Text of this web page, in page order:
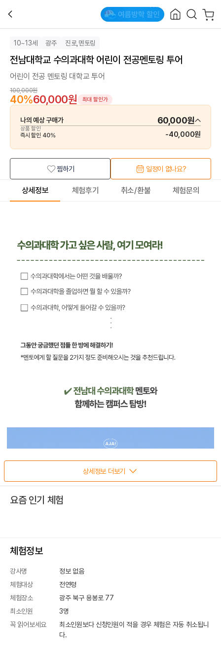
10~13세 광주 진로,멘토링
전남대학교 수의과대학 어린이 전공멘토링 투어
어린이 전공 멘토링 대학교 투어
100,000원
40%60,000원 최대 할인가
나의 예상 구매가 60,000원
상품 할인
즉시 할인 40% -40,000원
찜하기 일정이 없나요?
상세정보 체험후기 취소/환불 체험문의
상세정보 더보기
요즘 인기 체험
체험정보
강사명
정보 없음
체험대상
전연령
체험장소
광주 북구 용봉로 77
최소인원
3명
꼭 읽어보세요
최소인원보다 신청인원이 적을 경우 체험은 자동 취소됩니
다.